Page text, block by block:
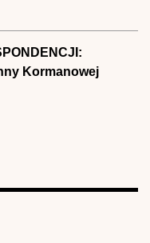
Kormanowej